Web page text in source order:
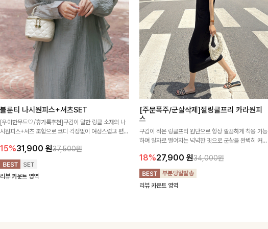
블룬티 나시원피스+셔츠SET
[우아한무드🤍/휴가룩추천]구김이 덜한 링클 소재의 나
시원피스+셔츠 조합으로 코디 걱정없이 여성스럽고 편안
15%31,900 원37,500원
리뷰 카운트 영역
[주문폭주/군살삭제]젤링클프리 카라원피
스
구김이 적은 링클프리 원단으로 항상 깔끔하게 착용 가능
하며 일자로 떨어지는 넉넉한 핏으로 군살을 완벽히 커버
18%27,900 원34,000원
리뷰 카운트 영역